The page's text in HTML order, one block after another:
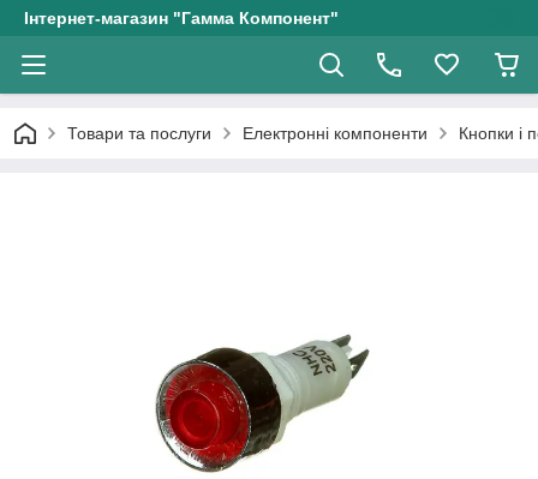
Інтернет-магазин "Гамма Компонент"
Товари та послуги Електронні компоненти Кнопки і